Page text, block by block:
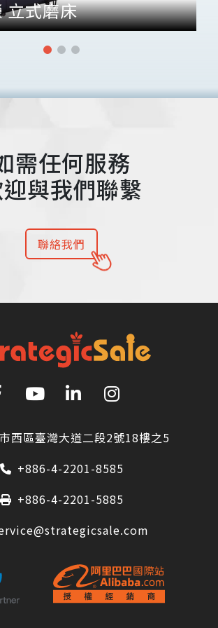
立式磨床
需任何服務
與我們聯繫
聯絡我們
西區臺灣大道二段2號18樓之5
+886-4-2201-8585
+886-4-2201-5885